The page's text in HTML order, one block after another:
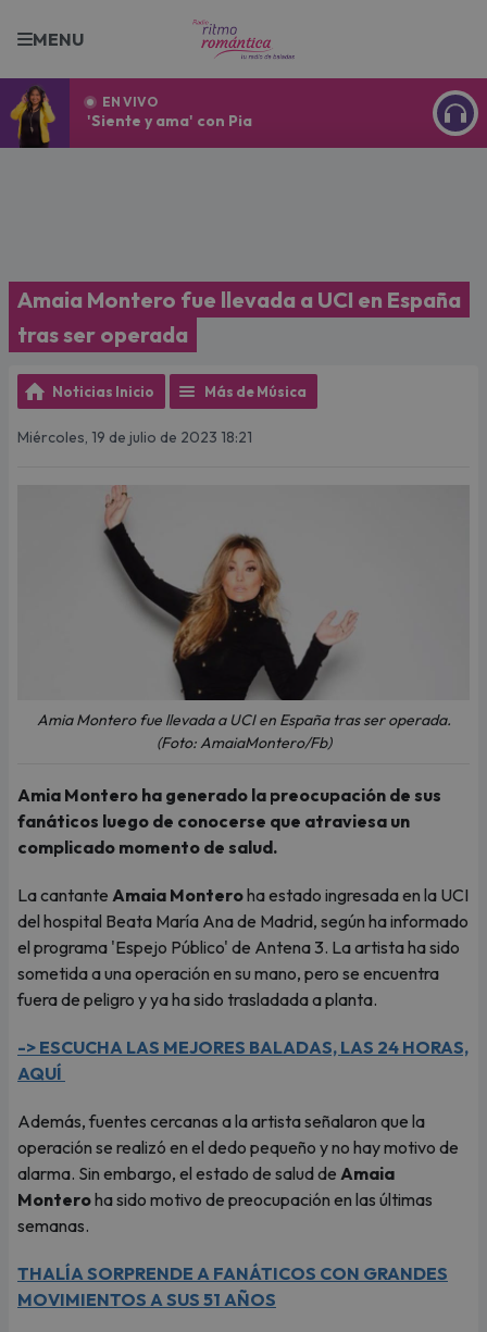
MENU
EN VIVO
'Siente y ama' con Pia
Amaia Montero fue llevada a UCI en España
tras ser operada
Noticias Inicio Más de Música
Miércoles, 19 de julio de 2023 18:21
Amia Montero fue llevada a UCI en España tras ser operada.
(Foto: AmaiaMontero/Fb)
Amia Montero ha generado la preocupación de sus
fanáticos luego de conocerse que atraviesa un
complicado momento de salud.
La cantante Amaia Monteroha estado ingresada en la UCI
del hospital Beata María Ana de Madrid, según ha informado
el programa 'Espejo Público' de Antena 3. La artista ha sido
sometida a una operación en su mano, pero se encuentra
fuera de peligro y ya ha sido trasladada a planta.
-> ESCUCHA LAS MEJORES BALADAS, LAS 24 HORAS,
AQUÍ
Además, fuentes cercanas a la artista señalaron que la
operación se realizó en el dedo pequeño y no hay motivo de
alarma. Sin embargo, el estado de salud de Amaia
Monteroha sido motivo de preocupación en las últimas
semanas.
THALÍA SORPRENDE A FANÁTICOS CON GRANDES
MOVIMIENTOS A SUS 51 AÑOS